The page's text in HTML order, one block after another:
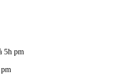
5h pm